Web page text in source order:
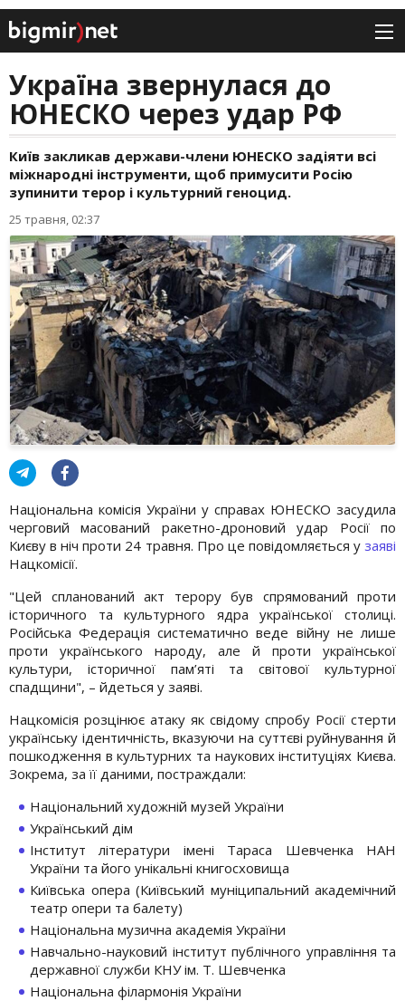
Україна звернулася до
ЮНЕСКО через удар РФ
Київ закликав держави-члени ЮНЕСКО задіяти всі
міжнародні інструменти, щоб примусити Росію
зупинити терор і культурний геноцид.
25 травня, 02:37
Національна комісія України у справах ЮНЕСКО засудила
черговий масований ракетно-дроновий удар Росії по
Києву в ніч проти 24 травня. Про це повідомляється у заяві
Нацкомісії.
"Цей спланований акт терору був спрямований проти
історичного та культурного ядра української столиці.
Російська Федерація систематично веде війну не лише
проти українського народу, але й проти української
культури, історичної пам’яті та світової культурної
спадщини", – йдеться у заяві.
Нацкомісія розцінює атаку як свідому спробу Росії стерти
українську ідентичність, вказуючи на суттєві руйнування й
пошкодження в культурних та наукових інституціях Києва.
Зокрема, за її даними, постраждали:
Національний художній музей України
Український дім
Інститут літератури імені Тараса Шевченка НАН
України та його унікальні книгосховища
Київська опера (Київський муніципальний академічний
театр опери та балету)
Національна музична академія України
Навчально-науковий інститут публічного управління та
державної служби КНУ ім. Т. Шевченка
Національна філармонія України